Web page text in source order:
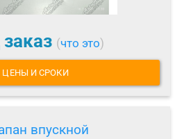
(что это)
ЦЕНЫ И СРОКИ
впускной